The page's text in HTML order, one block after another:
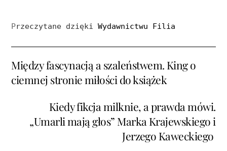
Przeczytane dzięki Wydawnictwu Filia
Między fascynacją a szaleństwem. King o
ciemnej stronie miłości do książek
Kiedy fikcja milknie, a prawda mówi.
„Umarli mają głos” Marka Krajewskiego i
Jerzego Kaweckiego